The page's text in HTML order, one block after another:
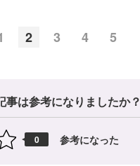
2 3 4 5
事は参考になりましたか？
0 参考になった